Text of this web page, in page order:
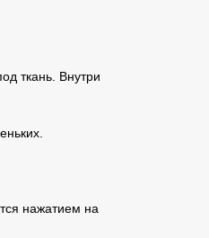
ткань. Внутри
нажатием на